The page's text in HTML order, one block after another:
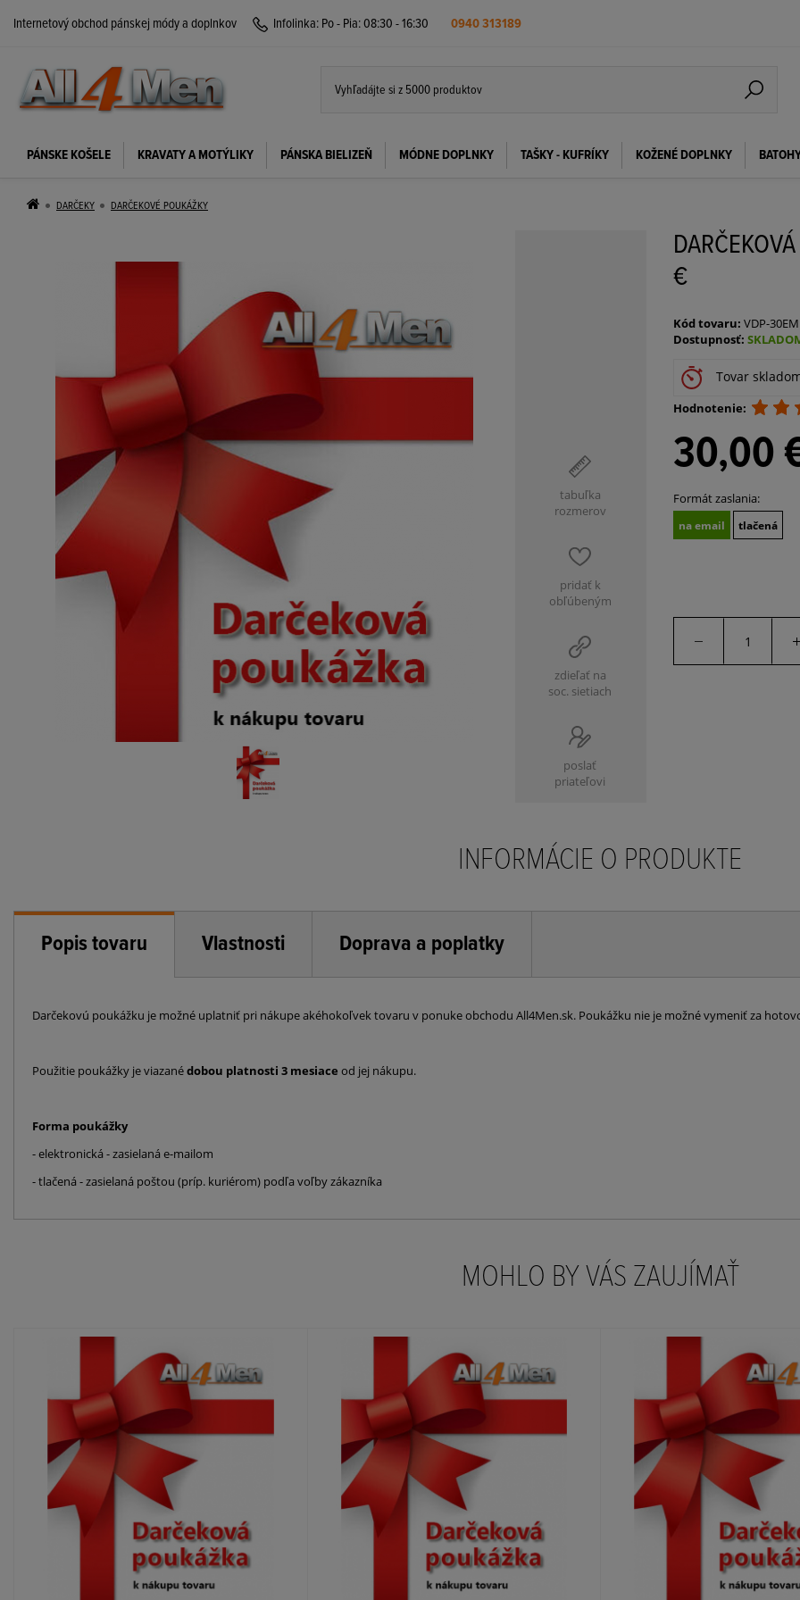
Internetový obchod pánskej módy a doplnkov Infolinka: Po - Pia: 08:30 - 16:30 0940 313189
PÁNSKE KOŠELE KRAVATY A MOTÝLIKY PÁNSKA BIELIZEŇ MÓDNE DOPLNKY TAŠKY - KUFRÍKY KOŽENÉ DOPLNKY
DARČEKY DARČEKOVÉ POUKÁŽKY
tabuľka
rozmerov
pridať k
obľúbeným
zdieľať na
soc. sietiach
poslať
priateľovi
€
Kód tovaru:VDP-30EM
Dostupnosť:
Tovar
Hodnotenie:
30,00
Formát zaslania:
na email tlačená
INFORMÁCIE O PRODUKTE
Popis tovaru Vlastnosti Doprava a poplatky
Darčekovú poukážku je možné uplatniť pri nákupe akéhokoľvek tovaru v ponuke obchodu All4Men.sk. Poukážku nie je možné vymeniť za
Použitie poukážky je viazanédobou platnosti 3 mesiace od jej nákupu.
Forma poukážky
- elektronická - zasielaná e-mailom
- tlačená - zasielaná poštou (príp. kuriérom) podľa voľby zákazníka
MOHLO BY VÁS ZAUJÍMAŤ